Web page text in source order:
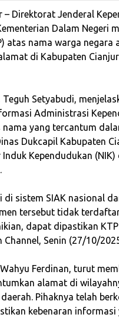
– Direktorat Jenderal
Dalam Negeri
atas nama warga negara
di Kabupaten
Setyabudi,
Administrasi
yang tercantum
Dukcapil Kabupaten
Kependudukan
di sistem SIAK nasional
tersebut tidak
dapat dipastikan
Senin (27/10/
Ferdinan, turut
alamat di
Pihaknya telah
kebenaran informasi